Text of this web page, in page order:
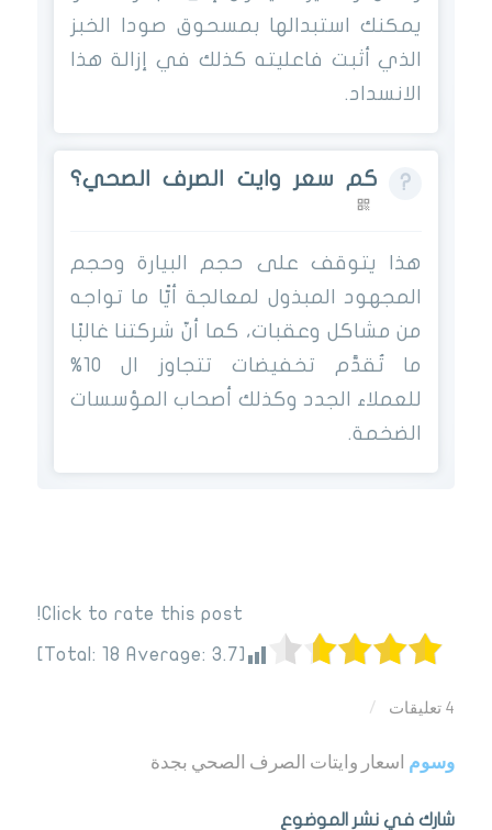
يمكنك استبدالها بمسحوق صودا الخبز
الذي أثبت فاعليته كذلك في إزالة هذا
الانسداد.
كم سعر وايت الصرف الصحي؟
هذا يتوقف على حجم البيارة وحجم
المجهود المبذول لمعالجة أيًّا ما تواجه
من مشاكل وعقبات، كما أنّ شركتنا غالبًا
ما تُقدَّم تخفيضات تتجاوز ال 10%
للعملاء الجدد وكذلك أصحاب المؤسسات
الضخمة.
Click to rate this post!
[Total:
18 Average: 3.7
]
4 تعليقات /
وسوم اسعار وايتات الصرف الصحي بجدة
شارك في نشر الموضوع